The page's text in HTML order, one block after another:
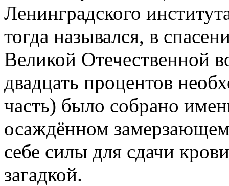
Ленинградского
тогда назывался, в
Великой Отечественной
двадцать процентов
часть) было собрано
осаждённом
себе силы для сдачи
загадкой.